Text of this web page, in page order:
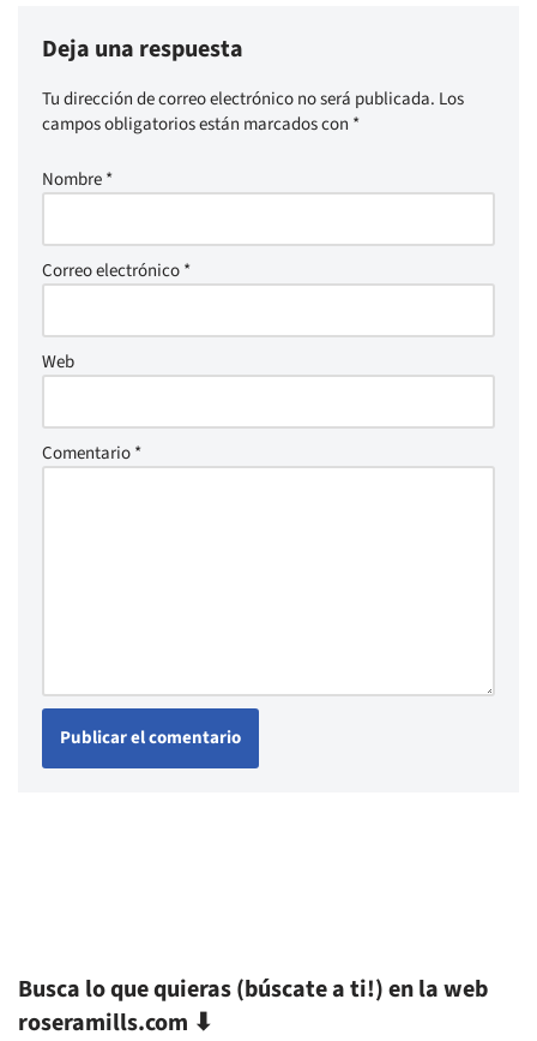
Deja una respuesta
Tu dirección de correo electrónico no será publicada. Los
campos obligatorios están marcados con *
Nombre*
Correo electrónico*
Web
Comentario*
Busca lo que quieras (búscate a ti!) en la web
roseramills.com ⬇